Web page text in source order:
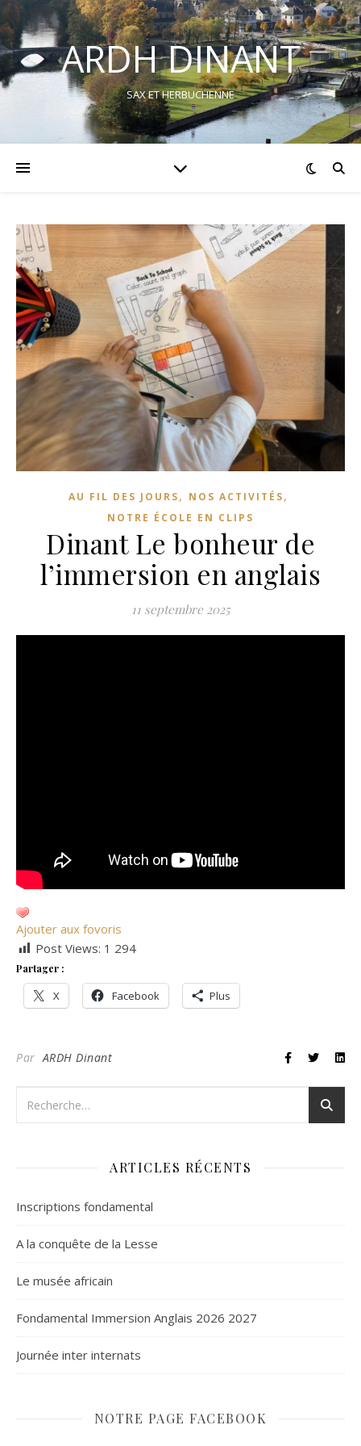
ARDH DINANT
SAX ET HERBUCHENNE
AU FIL DES JOURS, NOS ACTIVITÉS,
NOTRE ÉCOLE EN CLIPS
Dinant Le bonheur de
l’immersion en anglais
11 septembre 2025
Ajouter aux fovoris
Post Views: 1 294
Partager :
X Facebook Plus
ParARDH Dinant
ARTICLES RÉCENTS
Inscriptions fondamental
A la conquête de la Lesse
Le musée africain
Fondamental Immersion Anglais 2026 2027
Journée inter internats
NOTRE PAGE FACEBOOK